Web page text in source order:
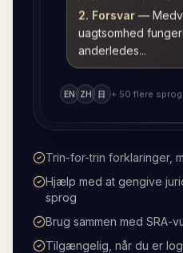
2. Forsvar—
uagtsomhed
anderledes...
EN ZH 日 + 50 flere sprog
Trin-for-trin forklaringer,
Hjælp med at gengive
sprog
Brug sammen med SRA-
Tilgængelig, når du er